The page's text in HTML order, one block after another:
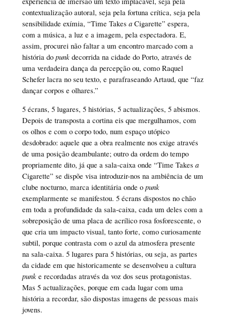
contextualização autoral, seja pela fortuna crítica, seja pela
sensibilidade exímia, “Time Takes aCigarette” espera,
com a música, a luz e a imagem, pela espectadora. E,
assim, procurei não faltar a um encontro marcado com a
história do punkdecorrida na cidade do Porto, através de
uma verdadeira dança da percepção ou, como Raquel
Schefer lacra no seu texto, e parafraseando Artaud, que “faz
dançar corpos e olhares.”
5 écrans, 5 lugares, 5 histórias, 5 actualizações, 5 abismos.
Depois de transposta a cortina eis que mergulhamos, com
os olhos e com o corpo todo, num espaço utópico
desdobrado: aquele que a obra realmente nos exige através
de uma posição deambulante; outro da ordem do tempo
propriamente dito, já que a sala-caixa onde “Time Takes a
Cigarette” se dispõe visa introduzir-nos na ambiência de um
clube nocturno, marca identitária onde o punk
exemplarmente se manifestou. 5 écrans dispostos no chão
em toda a profundidade da sala-caixa, cada um deles com a
sobreposição de uma placa de acrílico rosa fosforescente, o
que cria um impacto visual, tanto forte, como curiosamente
subtil, porque contrasta com o azul da atmosfera presente
na sala-caixa. 5 lugares para 5 histórias, ou seja, as partes
da cidade em que historicamente se desenvolveu a cultura
punke recordadas através da voz dos seus protagonistas.
Mas 5 actualizações, porque em cada lugar com uma
história a recordar, são dispostas imagens de pessoas mais
jovens.